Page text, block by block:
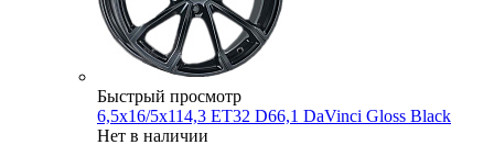
Быстрый просмотр
6,5x16/5x114,3 ET32 D66,1 DaVinci Gloss Black
Нет в наличии